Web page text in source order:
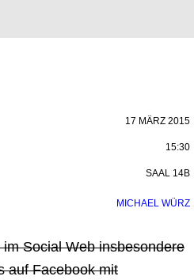
17 MÄRZ 2015
15:30
SAAL 14B
MICHAEL WÜRZ
Social Web insbesondere
auf Facebook mit